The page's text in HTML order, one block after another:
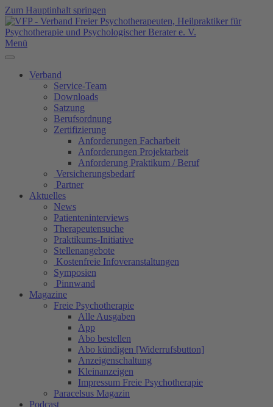
Zum Hauptinhalt springen
Menü
Verband
Service-Team
Downloads
Satzung
Berufsordnung
Zertifizierung
Anforderungen Facharbeit
Anforderungen Projektarbeit
Anforderung Praktikum / Beruf
Versicherungsbedarf
Partner
Aktuelles
News
Patienteninterviews
Therapeutensuche
Praktikums-Initiative
Stellenangebote
Kostenfreie Infoveranstaltungen
Symposien
Pinnwand
Magazine
Freie Psychotherapie
Alle Ausgaben
App
Abo bestellen
Abo kündigen [Widerrufsbutton]
Anzeigenschaltung
Kleinanzeigen
Impressum Freie Psychotherapie
Paracelsus Magazin
Podcast